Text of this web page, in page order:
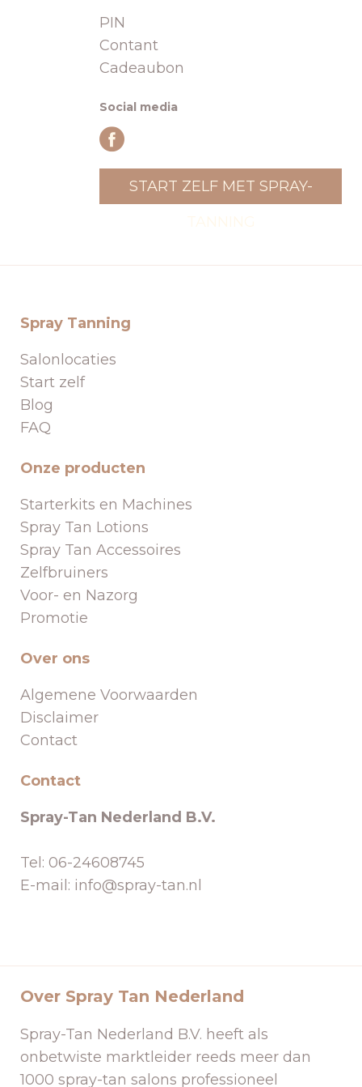
PIN
Contant
Cadeaubon
Social media
START ZELF MET SPRAY-
Spray Tanning
Salonlocaties
Start zelf
Blog
FAQ
Onze producten
Starterkits en Machines
Spray Tan Lotions
Spray Tan Accessoires
Zelfbruiners
Voor- en Nazorg
Promotie
Over ons
Algemene Voorwaarden
Disclaimer
Contact
Contact
Spray-Tan Nederland B.V.
Tel: 06-24608745
E-mail: info@spray-tan.nl
Over Spray Tan Nederland
Spray-Tan Nederland B.V. heeft als
onbetwiste marktleider reeds meer dan
1000 spray-tan salons professioneel